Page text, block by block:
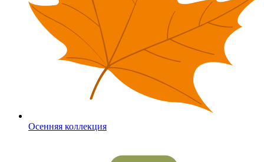
Осенняя коллекция